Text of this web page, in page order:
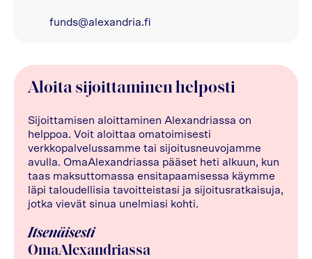
funds@alexandria.fi
Aloita sijoittaminen helposti
Sijoittamisen aloittaminen Alexandriassa on
helppoa. Voit aloittaa omatoimisesti
verkkopalvelussamme tai sijoitusneuvojamme
avulla. OmaAlexandriassa pääset heti alkuun, kun
taas maksuttomassa ensitapaamisessa käymme
läpi taloudellisia tavoitteistasi ja sijoitusratkaisuja,
jotka vievät sinua unelmiasi kohti.
Itsenäisesti
OmaAlexandriassa